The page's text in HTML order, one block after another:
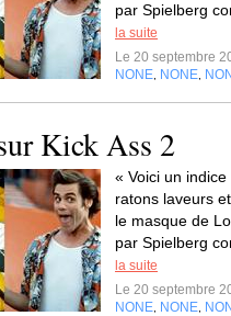
par Spielberg
la suite
Le 20 septembre
NONE NONE
Kick Ass 2
« Voici un
ratons laveurs
le masque de
par Spielberg
la suite
Le 20 septembre
NONE NONE